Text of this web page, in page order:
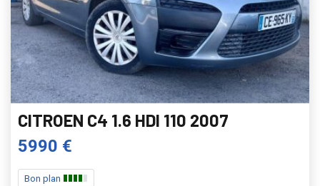
CITROEN C4 1.6 HDI 110 2007
5990 €
Bon plan